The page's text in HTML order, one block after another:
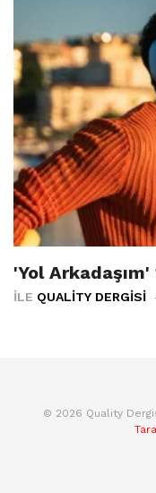
'Yol
İLE QUALITY DERGISI
© 2026 Quality